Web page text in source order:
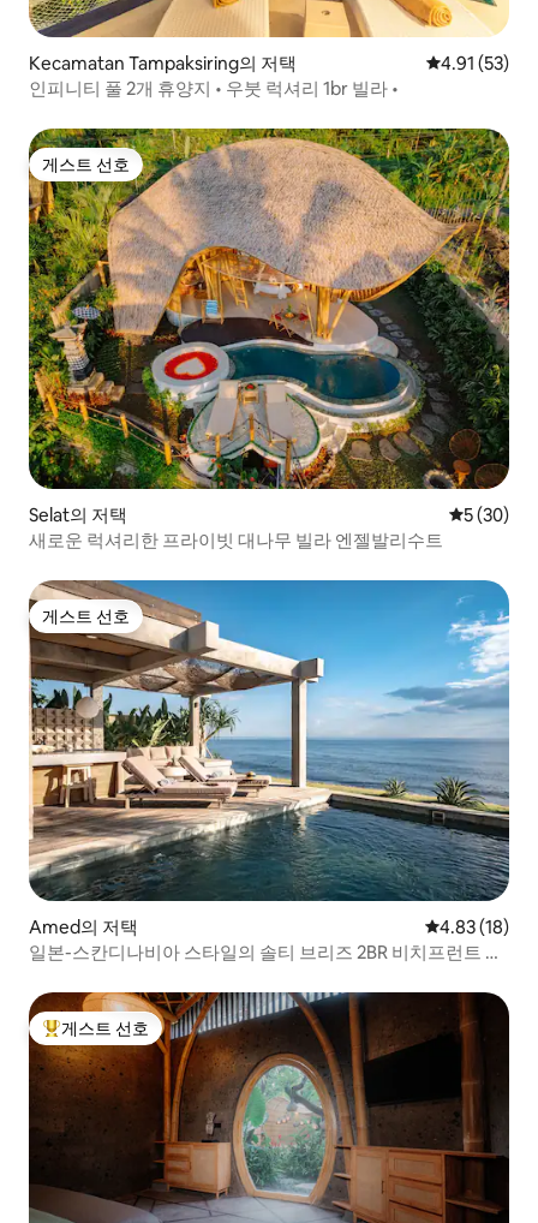
Kecamatan Tampaksiring의 저택 평점 4.91점
4.91 (53)
인피니티 풀 2개 휴양지 • 우붓 럭셔리 1br 빌라 •
게스트 선호
게스트 선호
Selat의 저택 평점 5점(5
5 (30)
새로운 럭셔리한 프라이빗 대나무 빌라 엔젤발리수트
게스트 선호
게스트 선호
Amed의 저택 평점 4.83점
4.83 (18)
일본-스칸디나비아 스타일의 솔티 브리즈 2BR 비치프런트 이
상위 게스트 선호
게스트 선호